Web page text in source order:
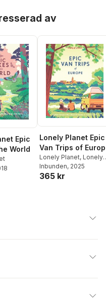
av
Epic
World
Lonely Planet Epic
Van Trips of
Lonely Planet, Lonely
Planet
Inbunden, 2025
365 kr